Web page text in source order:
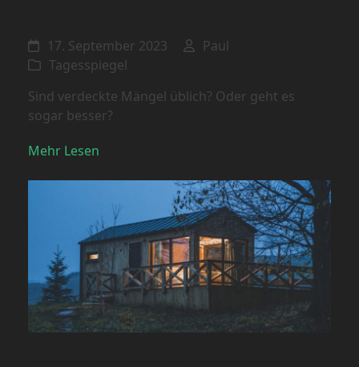
17. September 2023
Paul
Tagesspiegel
Sind verdeckte Mängel üblich? Oder geht es
sogar besser?
Mehr Lesen